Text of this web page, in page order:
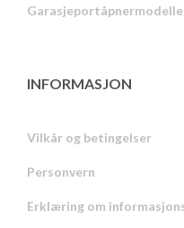
INFORMASJON
Vilkår og betingelser
Personvern
Erklæring om